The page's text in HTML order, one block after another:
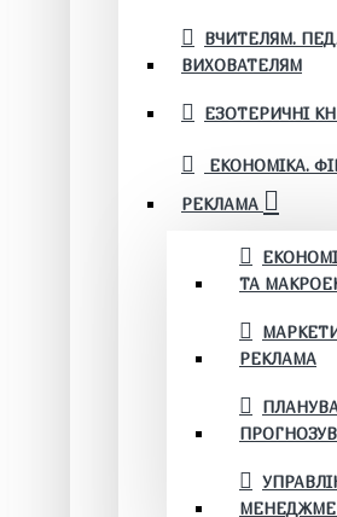
ВЧИТЕЛЯМ.
ВИХОВАТЕЛЯМ
ЕЗОТЕРИЧНІ
ЕКОНОМІКА.
РЕКЛАМА
ТА
РЕКЛАМА